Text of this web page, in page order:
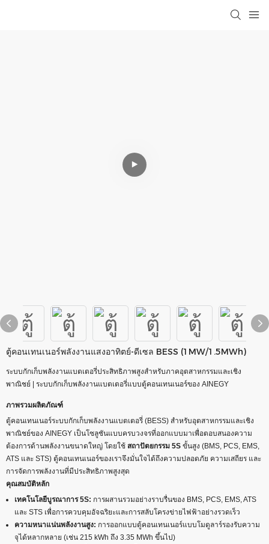
ตู้คอนเทนเนอร์พลังงานแสงอาทิตย์-ดีเซล BESS (1MW/1.5MWh)
ระบบกักเก็บพลังงานแบตเตอรี่ประสิทธิภาพสูงสำหรับภาคอุตสาหกรรมและเชิง
พาณิชย์ | ระบบกักเก็บพลังงานแบตเตอรี่แบบตู้คอนเทนเนอร์ของ AINEGY
ภาพรวมผลิตภัณฑ์
ตู้คอนเทนเนอร์ระบบกักเก็บพลังงานแบตเตอรี่ (BESS) สำหรับอุตสาหกรรมและเชิง
พาณิชย์ของ AINEGY เป็นโซลูชันแบบครบวงจรที่ออกแบบมาเพื่อตอบสนองความ
ต้องการด้านพลังงานขนาดใหญ่ โดยใช้ สถาปัตยกรรม 5S ขั้นสูง (BMS, PCS, EMS,
ATS และ STS) ตู้คอนเทนเนอร์ของเราจึงมั่นใจได้ถึงความปลอดภัย ความเสถียร และ
การจัดการพลังงานที่มีประสิทธิภาพสูงสุด
คุณสมบัติหลัก
เทคโนโลยีบูรณาการ 5S: การผสานรวมอย่างราบรื่นของ BMS, PCS, EMS, ATS
และ STS เพื่อการควบคุมอัจฉริยะและการสลับโครงข่ายไฟฟ้าอย่างรวดเร็ว
ความหนาแน่นพลังงานสูง: การออกแบบตู้คอนเทนเนอร์แบบโมดูลาร์รองรับความ
จุได้หลากหลาย (เช่น 215 kWh ถึง 3.35 MWh ขึ้นไป)